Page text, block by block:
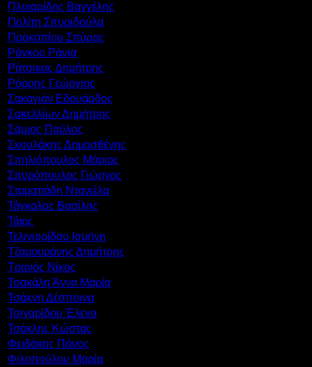
Πλοιαρίδης Βαγγέλης
Πολίτη Σπυριδούλα
Προκοπίου Σπύρος
Ράγκου Ράνια
Ράτσικας Δημήτρης
Ρόρρης Γεώργιος
Σακαγιάν Εδουάρδος
Σακελλίων Δημήτρης
Σάμιος Παύλος
Σκουλάκης Δημοσθένης
Σπηλιόπουλος Μάριος
Σπυρόπουλος Γιώργος
Σταματιάδη Ντανιέλα
Τάγκαλος Βασίλης
Τάκις
Τελιγιορίδου Ισμήνη
Τζαμουράνης Δημήτρης
Τρανός Νίκος
Τσακάλη Άννα Μαρία
Τσάκνη Δέσποινα
Τσιγαρίδου Έλενα
Τσόκλης Κώστας
Φειδάκης Πάνος
Φιλοπούλου Μαρία